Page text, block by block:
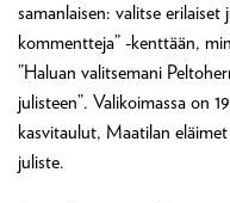
samanlaisen: valitse
kommentteja” -kenttään,
”Haluan valitsemani
julisteen”. Valikoimassa on
kasvitaulut, Maatilan
juliste.